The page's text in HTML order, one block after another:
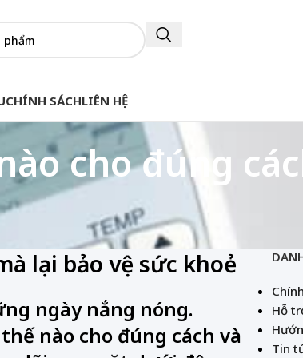
CHÍNH SÁCHLIÊN HỆ
cho đúng
lại bảo vệ sức khoẻ
ngày nắng nóng.
nào cho đúng cách và
Hỗ
Tin